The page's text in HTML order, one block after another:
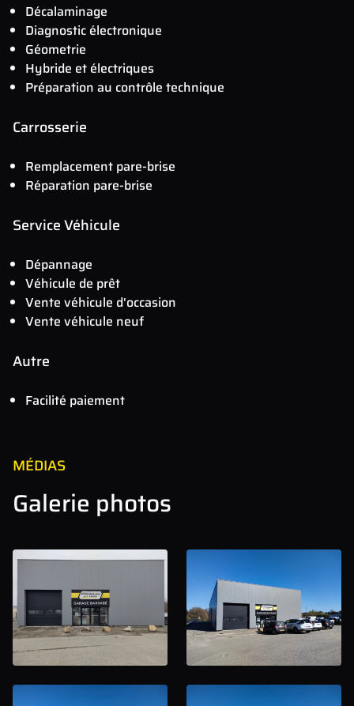
Décalaminage
Diagnostic électronique
Géometrie
Hybride et électriques
Préparation au contrôle technique
Carrosserie
Remplacement pare-brise
Réparation pare-brise
Service Véhicule
Dépannage
Véhicule de prêt
Vente véhicule d'occasion
Vente véhicule neuf
Autre
Facilité paiement
MÉDIAS
Galerie photos